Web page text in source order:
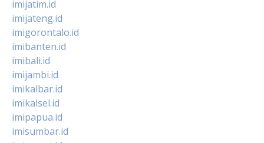
imijatim.id
imijateng.id
imigorontalo.id
imibanten.id
imibali.id
imijambi.id
imikalbar.id
imikalsel.id
imipapua.id
imisumbar.id